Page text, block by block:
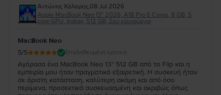
Αντώνης Χάλαρης,08 Jul 2026
Apple MacBook Neo 13″ 2026, A18 Pro 6 Cores, 8 GB, 5
core GPU, Indigo, 512 GB, Σαν καινούργιο
MacBook Neo
5/5 Επαληθευμένη κριτική
Αγόρασα ένα MacBook Neo 13” 512 GB από το Flip και η
εμπειρία μου ήταν πραγματικά εξαιρετική. Η συσκευή ήταν
σε άριστη κατάσταση, καλύτερη ακόμη και από όσο
περίμενα, προσεκτικά συσκευασμένη και ακριβώς όπως